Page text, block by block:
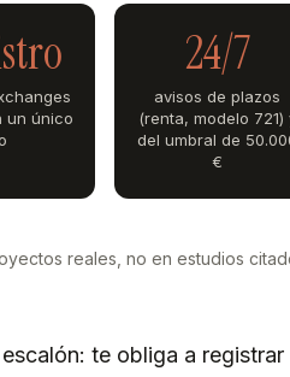
un único
24/7
avisos de plazos
(renta, modelo 721)
del umbral de
€
reales, no en estudios
te obliga a